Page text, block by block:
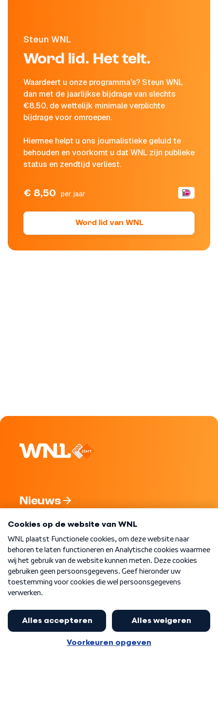
Steun WNL
Word lid. Het telt.
Waardeert u onze programma's? Steun WNL
dan met de jaarlijkse bijdrage van slechts
€8,50, de wettelijk minimale verplichte
bijdrage voor omroepen.
Hiermee helpt u ons journalistieke geluid te
behouden en voorkomt u dat WNL zijn publieke
status en zendtijd verliest.
€ 8,50 per jaar
Word lid van WNL
Nieuws
Nieuwsbrief
Word Lid